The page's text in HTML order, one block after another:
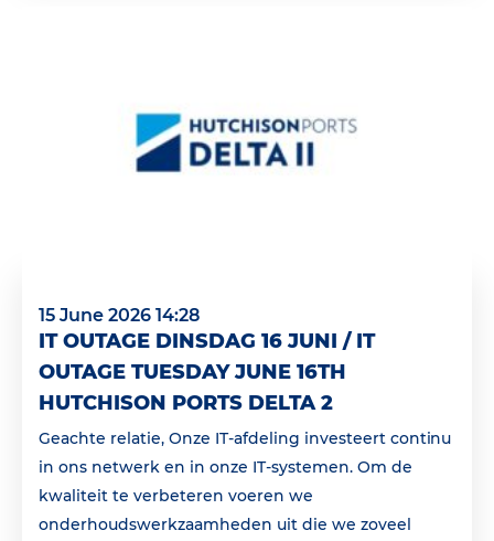
15 June 2026 14:28
IT OUTAGE DINSDAG 16 JUNI / IT
OUTAGE TUESDAY JUNE 16TH
HUTCHISON PORTS DELTA 2
Geachte relatie, Onze IT-afdeling investeert continu
in ons netwerk en in onze IT-systemen. Om de
kwaliteit te verbeteren voeren we
onderhoudswerkzaamheden uit die we zoveel